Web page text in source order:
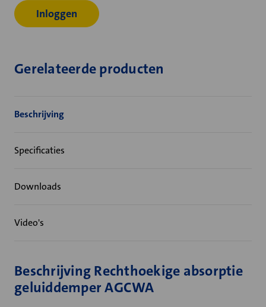
Inloggen
Gerelateerde producten
Beschrijving
Specificaties
Downloads
Video's
Beschrijving Rechthoekige absorptie
geluiddemper AGCWA